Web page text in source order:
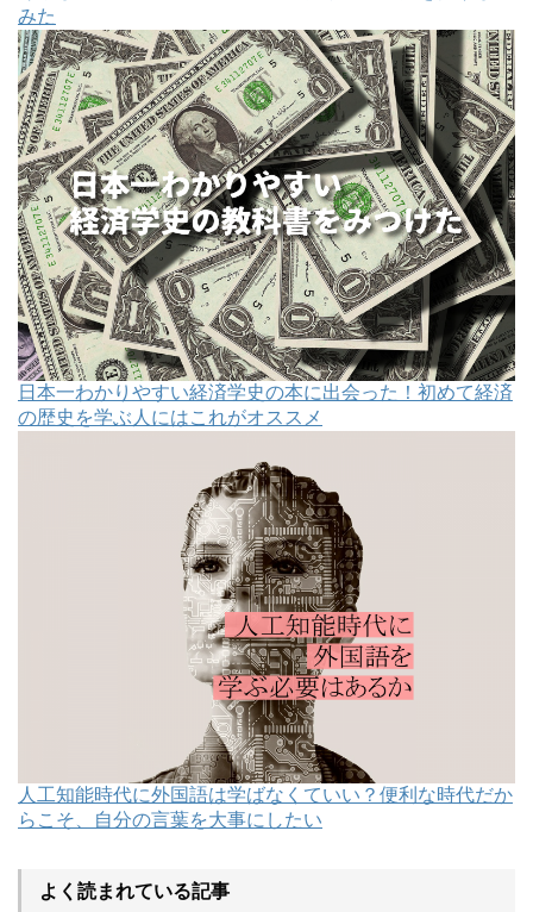
みた
日本一わかりやすい経済学史の本に出会った！初めて経済
の歴史を学ぶ人にはこれがオススメ
人工知能時代に外国語は学ばなくていい？便利な時代だか
らこそ、自分の言葉を大事にしたい
よく読まれている記事